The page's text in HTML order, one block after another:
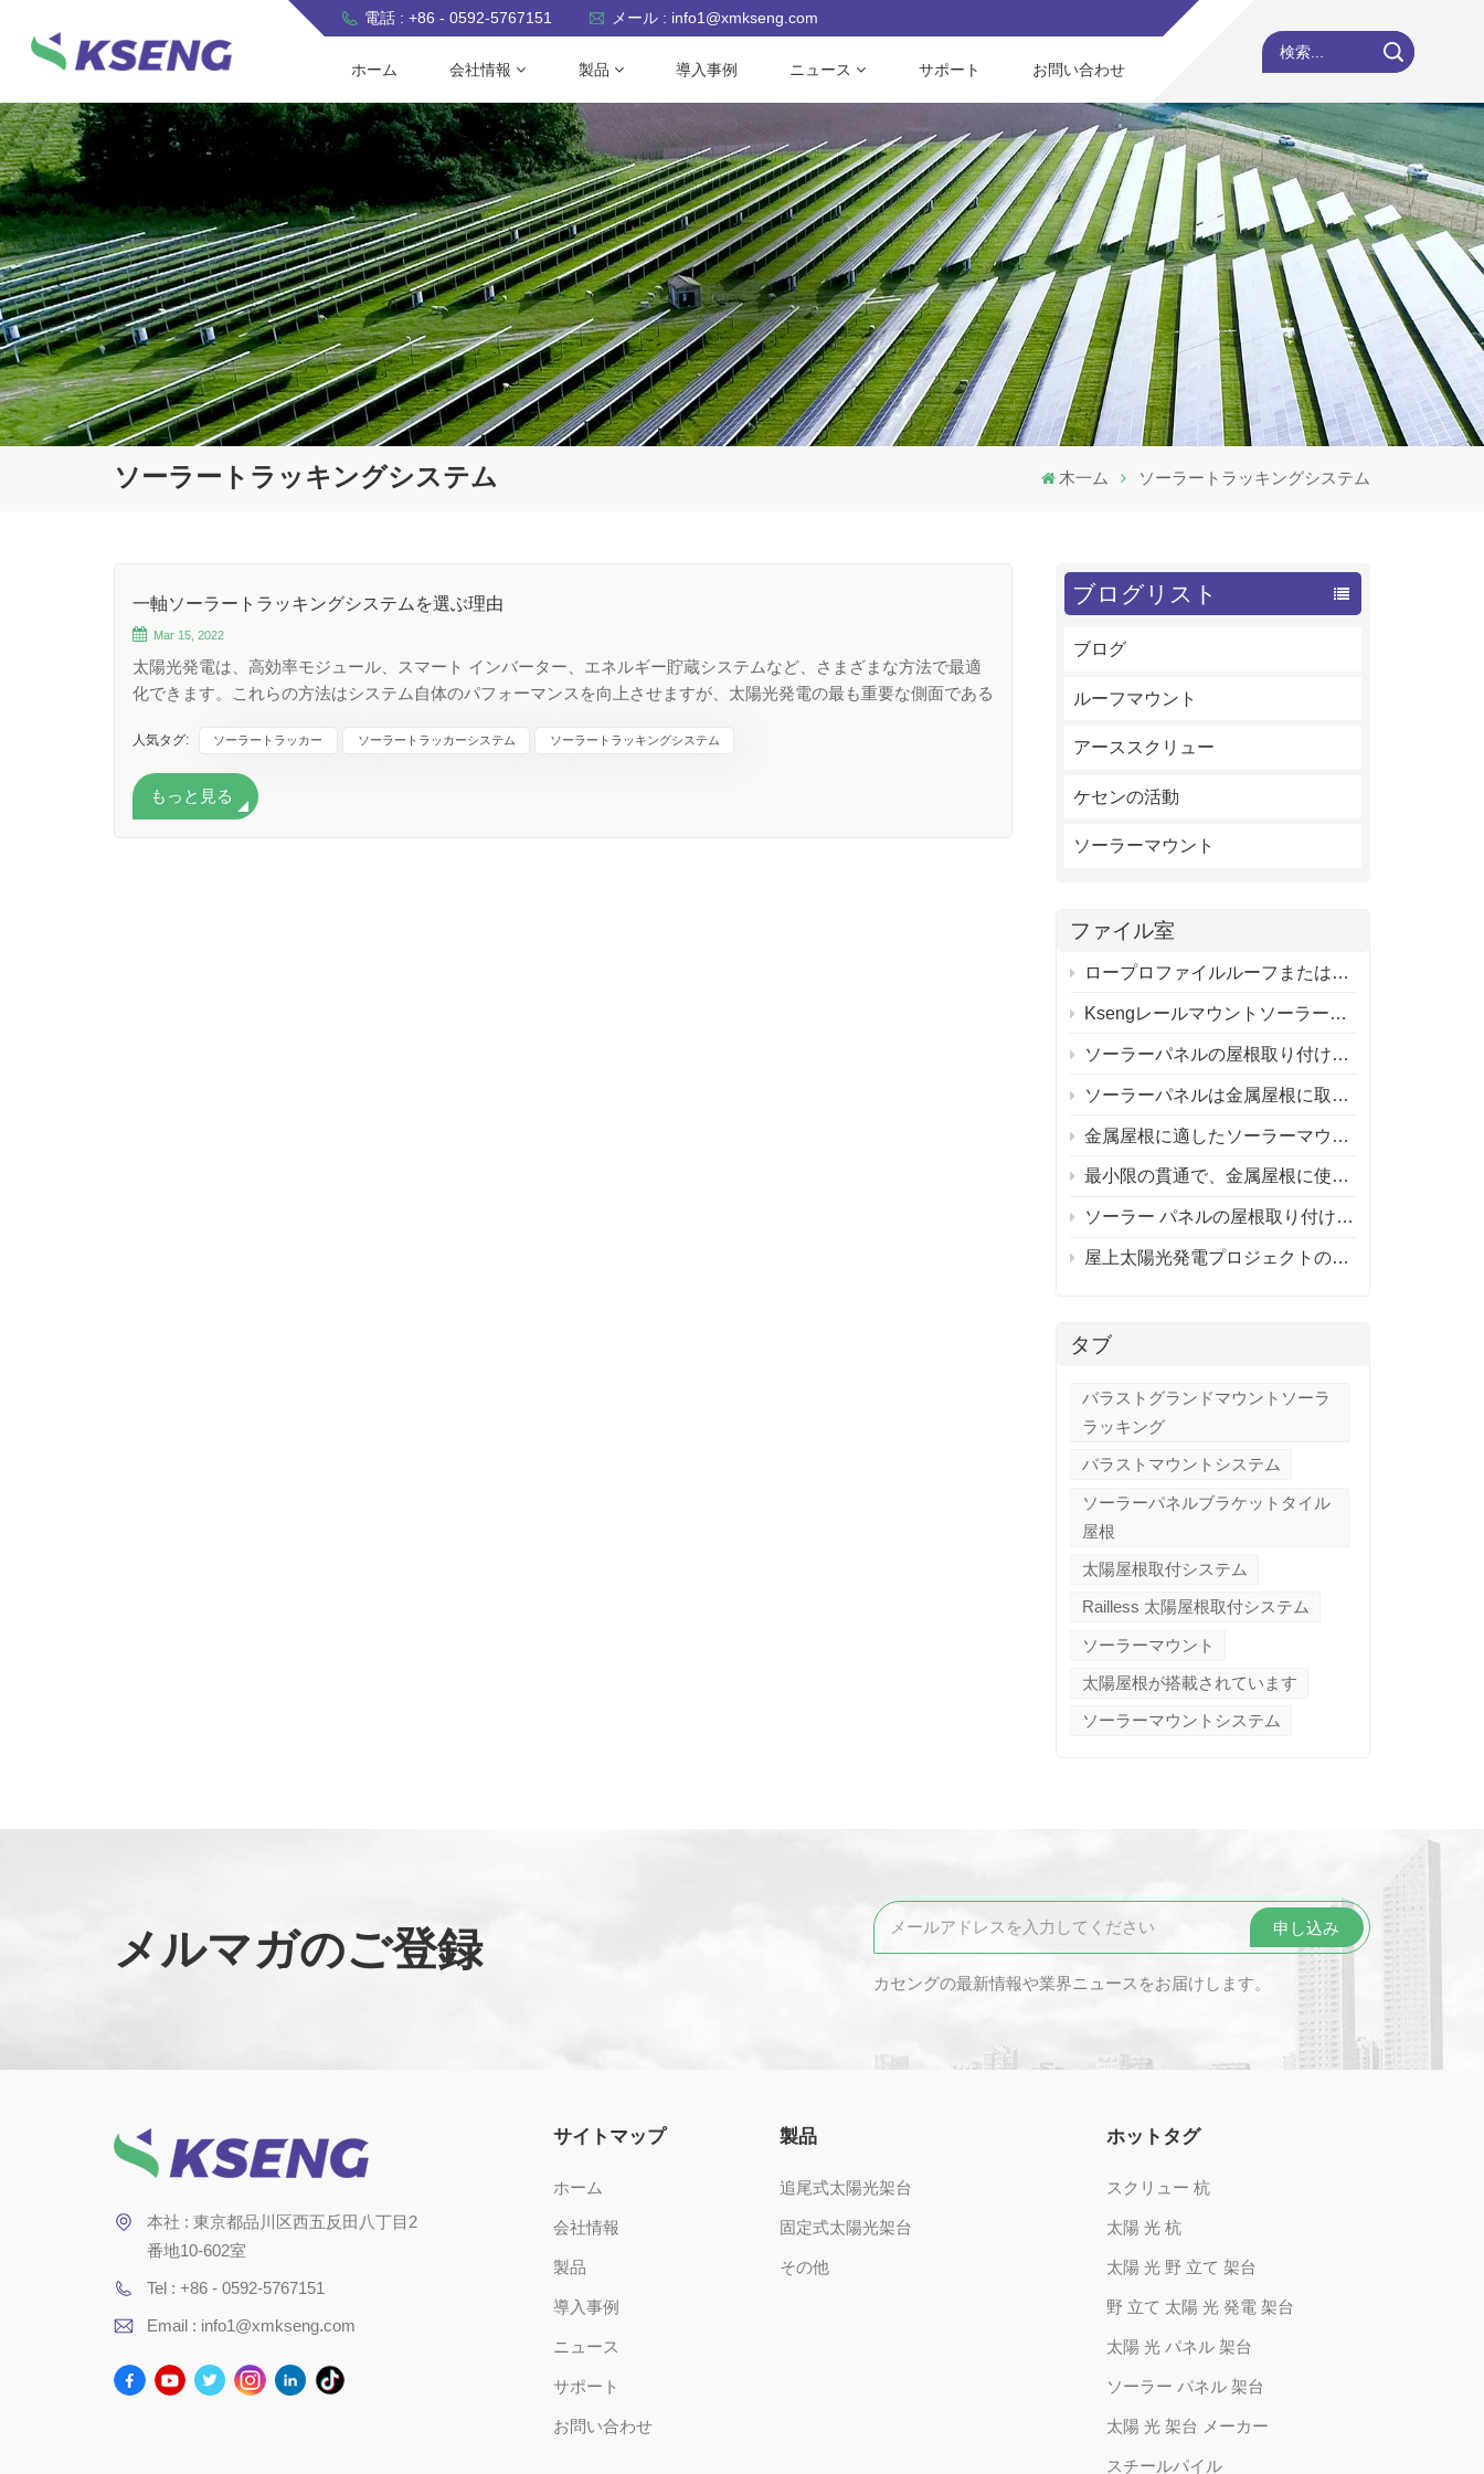
電話 : +86 - 0592-5767151 メール : info1@xmkseng.com
ホーム 会社情報 製品 導入事例 ニュース サポート お問い合わせ
検索...
ソーラートラッキングシステム 木一ム ソーラートラッキングシステム
ブログリスト
ブログ
ルーフマウント
アーススクリュー
ケセンの活動
ソーラーマウント
ファイル室
ロープロファイルルーフまたはフラットルーフ用の調整可能なソーラーパネルタイトルマウントブラケット
Ksengレールマウントソーラールーフマウントシステムとレールレスソーラールーフマウントシステム
ソーラーパネルの屋根取り付けシステム
ソーラーパネルは金属屋根に取り付けられますか?
金属屋根に適したソーラーマウントシステムの選び方は？
最小限の貫通で、金属屋根に使用するアルミニウム取り付けシステムを推奨できる人はいますか?
ソーラー パネルの屋根取り付けシステム / ソーラー パネルの屋根はそれだけの価値がありますか?
屋上太陽光発電プロジェクトのレール付きとレールなしの取り付け
タブ
バラストグランドマウントソーラ
ラッキング
バラストマウントシステム
ソーラーパネルブラケットタイル
屋根
太陽屋根取付システム
Railless 太陽屋根取付システム
ソーラーマウント
太陽屋根が搭載されています
ソーラーマウントシステム
一軸ソーラートラッキングシステムを選ぶ理由
Mar 15, 2022
太陽光発電は、高効率モジュール、スマート インバーター、エネルギー貯蔵システムなど、さまざまな方法で最適
化できます。これらの方法はシステム自体のパフォーマンスを向上させますが、太陽光発電の最も重要な側面である
ルの最適な照明領域を得るために調整する取り付けシステム)を通じてこの機会を認めています。この独自のトラッ
カー ラインは、天文学的アルゴリズムと人工知能制御のクローズド ループ トラッキングを利用しています。これ
は、太陽の位置の予測測定と光センサーの両方を使用して、太陽電池アレイの最適な位置を決定することを意味しま
す。この技術により、1度の高薄精度が保証されています。 製品には、KST-1P、KST-2P、KST-2PM の 3 つのモデ
人気タグ: ソーラートラッカー ソーラートラッカーシステム ソーラートラッキングシステム
もっと見る
メルマガのご登録
カセングの最新情報や業界ニュースをお届けします。
本社 : 東京都品川区西五反田八丁目2
番地10-602室
Tel : +86 - 0592-5767151
Email : info1@xmkseng.com
サイトマップ
ホーム
会社情報
製品
導入事例
ニュース
サポート
お問い合わせ
製品
追尾式太陽光架台
固定式太陽光架台
その他
ホットタグ
スクリュー 杭
太陽 光 杭
太陽 光 野 立て 架台
野 立て 太陽 光 発電 架台
太陽 光 パネル 架台
ソーラー パネル 架台
太陽 光 架台 メーカー
スチールパイル